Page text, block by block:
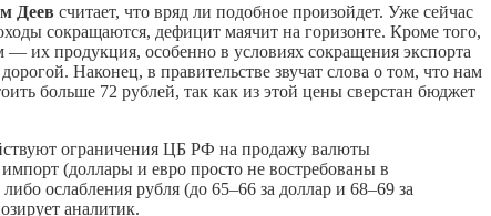
Деев считает, что вряд ли подобное произойдет. Уже сейчас
сокращаются, дефицит маячит на горизонте. Кроме того,
их продукция, особенно в условиях сокращения экспорта
Наконец, в правительстве звучат слова о том, что нам
больше 72 рублей, так как из этой цены сверстан бюджет
ограничения ЦБ РФ на продажу валюты
(доллары и евро просто не востребованы в
ослабления рубля (до 65–66 за доллар и 68–69 за
аналитик.